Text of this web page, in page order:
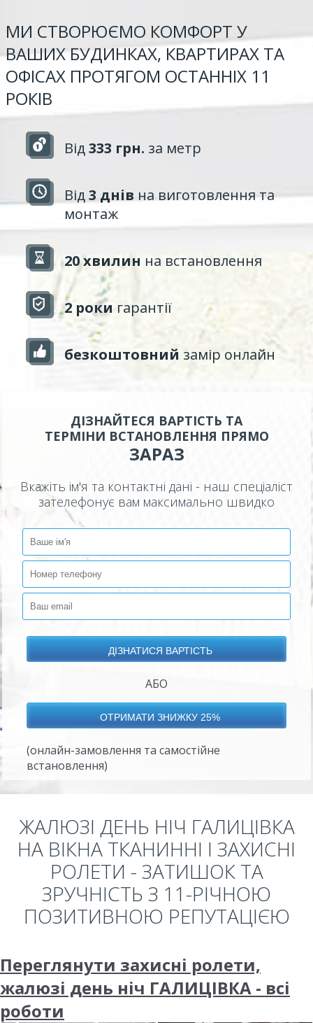
МИ СТВОРЮЄМО КОМФОРТ У
ВАШИХ БУДИНКАХ, КВАРТИРАХ ТА
ОФІСАХ ПРОТЯГОМ ОСТАННІХ 11
РОКІВ
Від333 грн. за метр
Від3 днів на виготовлення та
монтаж
20 хвилин на встановлення
2 роки гарантії
безкоштовний замір онлайн
ДІЗНАЙТЕСЯ ВАРТІСТЬ ТА
ТЕРМІНИ ВСТАНОВЛЕННЯ ПРЯМО
ЗАРАЗ
Вкажіть ім'я та контактні дані - наш спеціаліст
зателефонує вам максимально швидко
АБО
(онлайн-замовлення та самостійне
встановлення)
ЖАЛЮЗІ ДЕНЬ НІЧ ГАЛИЦІВКА
НА ВІКНА ТКАНИННІ І ЗАХИСНІ
РОЛЕТИ - ЗАТИШОК ТА
ЗРУЧНІСТЬ З 11-РІЧНОЮ
ПОЗИТИВНОЮ РЕПУТАЦІЄЮ
Переглянути захисні ролети,
жалюзі день ніч ГАЛИЦІВКА - всі
роботи